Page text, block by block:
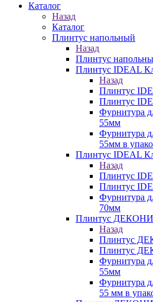
Каталог
Назад
Каталог
Плинтус напольный
Назад
Плинтус
Плинтус IDEAL
Назад
Плинтус
Плинтус
Фурнитура
55мм
Фурнитура
55мм в
Плинтус IDEAL
Назад
Плинтус
Плинтус
Фурнитура
70мм
Плинтус
Назад
Плинтус
Плинтус
Фурнитура
55мм
Фурнитура
55 мм в